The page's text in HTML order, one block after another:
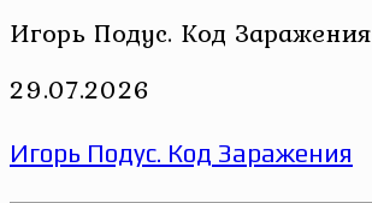
Игорь Подус. Код Заражения
29.07.2026
Игорь Подус. Код Заражения